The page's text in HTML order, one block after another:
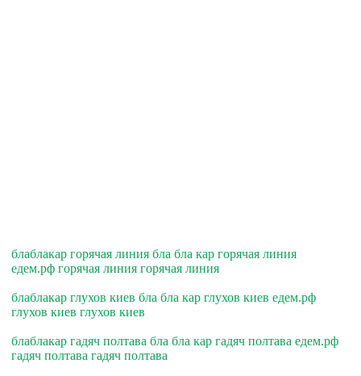
блаблакар горячая линия бла бла кар горячая линия
едем.рф горячая линия горячая линия
блаблакар глухов киев бла бла кар глухов киев едем.рф
глухов киев глухов киев
блаблакар гадяч полтава бла бла кар гадяч полтава едем.рф
гадяч полтава гадяч полтава